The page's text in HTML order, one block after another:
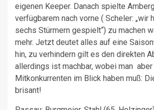
eigenen Keeper. Danach spielte
verfügbarem nach vorne ( Scheler: „wir
sechs Stürmern gespielt“) zu machen
mehr. Jetzt deutet alles auf eine
hin, zu verhindern gilt es den direkten
allerdings ist machbar, wobei man
Mitkonkurrenten im Blick haben muß:
brisant!